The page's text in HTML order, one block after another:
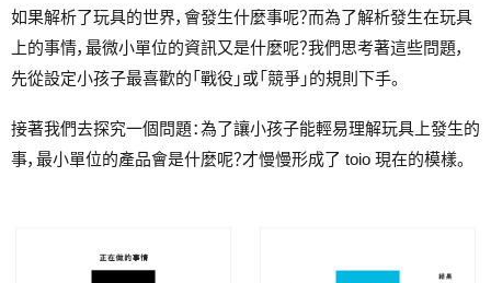
如果解析了玩具的世界，會發生什麼事呢？而為了解析發生在玩具
上的事情，最微小單位的資訊又是什麼呢？我們思考著這些問題，
先從設定小孩子最喜歡的「戰役」或「競爭」的規則下手。
接著我們去探究一個問題：為了讓小孩子能輕易理解玩具上發生的
事，最小單位的產品會是什麼呢？才慢慢形成了 toio 現在的模樣。